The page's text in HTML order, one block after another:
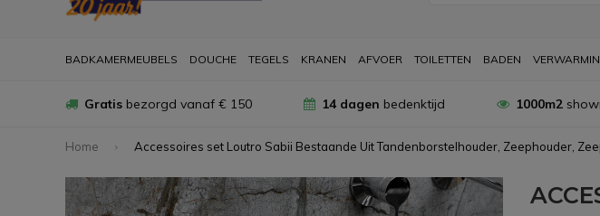
BADKAMERMEUBELS DOUCHE TEGELS KRANEN AFVOER TOILETTEN BADEN
Gratis bezorgd vanaf € 150 14 dagen bedenktijd 1000m2
Home Accessoires set Loutro Sabii Bestaande Uit Tandenborstelhouder, Zeephouder,